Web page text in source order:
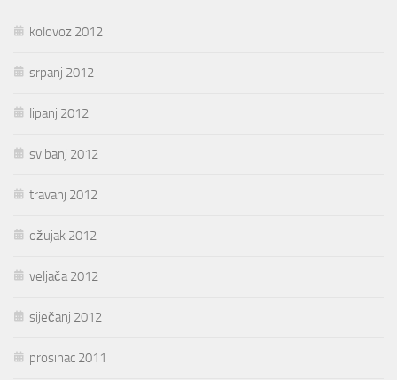
kolovoz 2012
srpanj 2012
lipanj 2012
svibanj 2012
travanj 2012
ožujak 2012
veljača 2012
siječanj 2012
prosinac 2011